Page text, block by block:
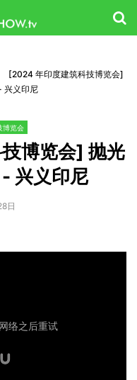
[2024 年印度建筑科技博览会]
兴义印尼
博览会
博览会] 抛光
兴义印尼
日